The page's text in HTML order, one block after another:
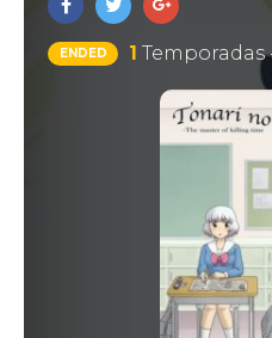
ENDED 1 Temporadas